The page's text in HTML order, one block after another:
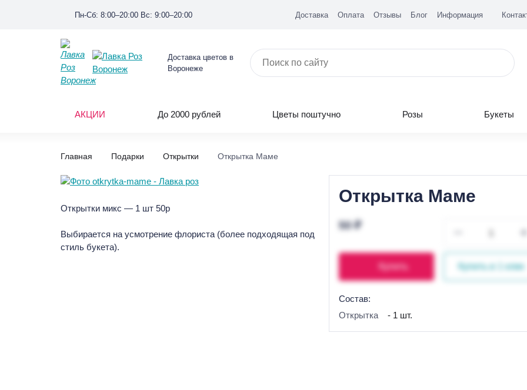
Пн-Сб: 8:00–20:00 Вс: 9:00–20:00 Доставка Оплата Отзывы Блог Информация
Доставка цветов в
Воронеже
АКЦИИ До 2000 рублей Цветы поштучно Розы Букеты
Главная Подарки Открытки Открытка Маме
Открытки микс — 1 шт 50р
Выбирается на усмотрение флориста (более подходящая под
стиль букета).
Открытка Маме
50 ₽
Купить Купить в 1 клик
Состав:
Открытка
- 1 шт.